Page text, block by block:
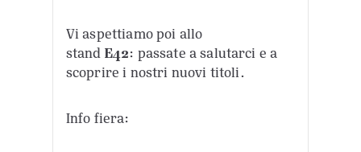
Vi aspettiamo poi allo
stand E42: passate a salutarci e a
scoprire i nostri nuovi titoli.
Info fiera: